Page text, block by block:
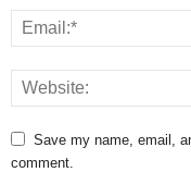
Save my name, email,
comment.